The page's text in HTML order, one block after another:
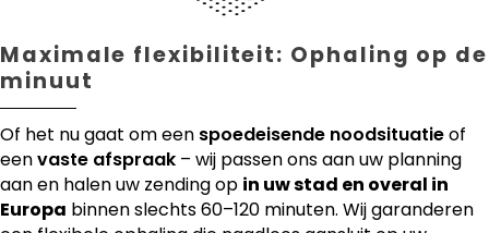
Maximale flexibiliteit: Ophaling op de
minuut
Of het nu gaat om een spoedeisende noodsituatieof
eenvaste afspraak – wij passen ons aan uw planning
aan en halen uw zending op in uw stad en overal in
Europa binnen slechts 60–120 minuten. Wij garanderen